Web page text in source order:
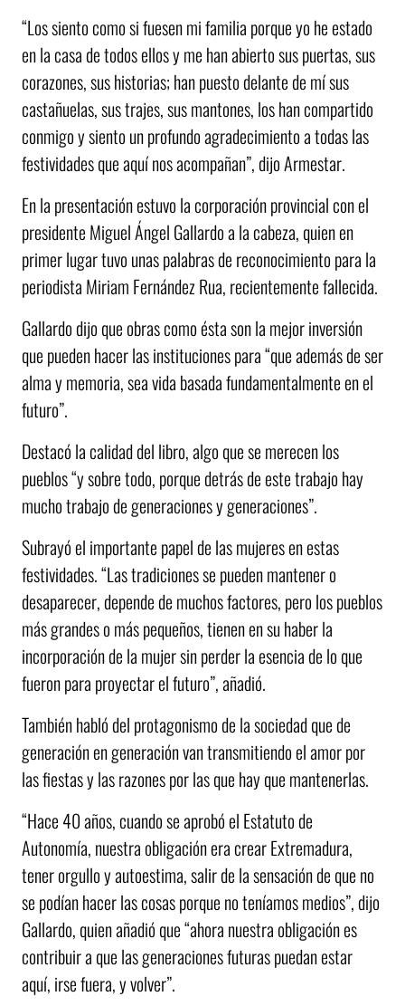
“Los siento como si fuesen mi familia porque yo he estado
en la casa de todos ellos y me han abierto sus puertas, sus
corazones, sus historias; han puesto delante de mí sus
castañuelas, sus trajes, sus mantones, los han compartido
conmigo y siento un profundo agradecimiento a todas las
festividades que aquí nos acompañan”, dijo Armestar.
En la presentación estuvo la corporación provincial con el
presidente Miguel Ángel Gallardo a la cabeza, quien en
primer lugar tuvo unas palabras de reconocimiento para la
periodista Miriam Fernández Rua, recientemente fallecida.
Gallardo dijo que obras como ésta son la mejor inversión
que pueden hacer las instituciones para “que además de ser
alma y memoria, sea vida basada fundamentalmente en el
futuro”.
Destacó la calidad del libro, algo que se merecen los
pueblos “y sobre todo, porque detrás de este trabajo hay
mucho trabajo de generaciones y generaciones”.
Subrayó el importante papel de las mujeres en estas
festividades. “Las tradiciones se pueden mantener o
desaparecer, depende de muchos factores, pero los pueblos
más grandes o más pequeños, tienen en su haber la
incorporación de la mujer sin perder la esencia de lo que
fueron para proyectar el futuro”, añadió.
También habló del protagonismo de la sociedad que de
generación en generación van transmitiendo el amor por
las fiestas y las razones por las que hay que mantenerlas.
“Hace 40 años, cuando se aprobó el Estatuto de
Autonomía, nuestra obligación era crear Extremadura,
tener orgullo y autoestima, salir de la sensación de que no
se podían hacer las cosas porque no teníamos medios”, dijo
Gallardo, quien añadió que “ahora nuestra obligación es
contribuir a que las generaciones futuras puedan estar
aquí, irse fuera, y volver”.